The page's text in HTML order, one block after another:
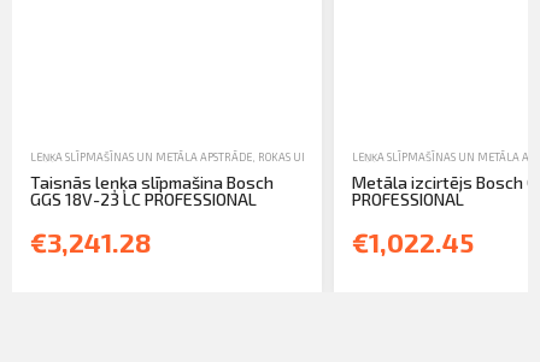
LEŅĶA SLĪPMAŠĪNAS UN METĀLA APSTRĀDE ROKAS UN ELEKTROINSTRUMENTI,TIRDZNIECĪBA
Taisnās leņķa slīpmašina Bosch
GGS 18V-23 LC PROFESSIONAL
€3,241.28
LEŅĶA SLĪPMAŠĪNAS UN METĀLA
Metāla izcirtējs Bosch
PROFESSIONAL
€1,022.45